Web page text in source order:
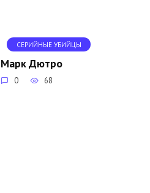
СЕРИЙНЫЕ УБИЙЦЫ
Марк Дютро
0 68